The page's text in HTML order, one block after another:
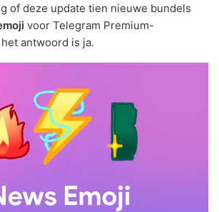
of deze update tien nieuwe bundels
voor Telegram Premium-
antwoord is ja.